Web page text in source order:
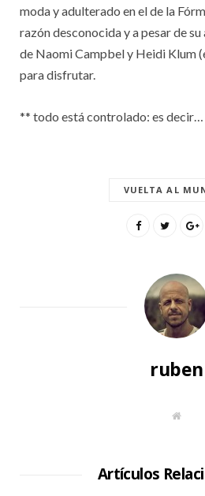
moda y adulterado en el de la
razón desconocida y a pesar de
de Naomi Campbel y Heidi Klum
para disfrutar.
** todo está controlado: es
VUELTA AL
ruben
S
W
Artículos